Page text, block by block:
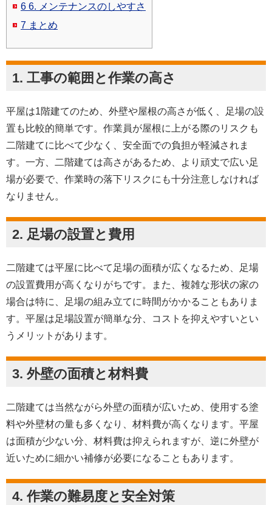
6 6. メンテナンスのしやすさ
7 まとめ
1. 工事の範囲と作業の高さ
平屋は1階建てのため、外壁や屋根の高さが低く、足場の設
置も比較的簡単です。作業員が屋根に上がる際のリスクも
二階建てに比べて少なく、安全面での負担が軽減されま
す。一方、二階建ては高さがあるため、より頑丈で広い足
場が必要で、作業時の落下リスクにも十分注意しなければ
なりません。
2. 足場の設置と費用
二階建ては平屋に比べて足場の面積が広くなるため、足場
の設置費用が高くなりがちです。また、複雑な形状の家の
場合は特に、足場の組み立てに時間がかかることもありま
す。平屋は足場設置が簡単な分、コストを抑えやすいとい
うメリットがあります。
3. 外壁の面積と材料費
二階建ては当然ながら外壁の面積が広いため、使用する塗
料や外壁材の量も多くなり、材料費が高くなります。平屋
は面積が少ない分、材料費は抑えられますが、逆に外壁が
近いために細かい補修が必要になることもあります。
4. 作業の難易度と安全対策